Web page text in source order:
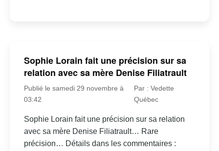
Sophie Lorain fait une précision sur sa
relation avec sa mère Denise Filiatrault
Publié le samedi 29 novembre à
03:42
Par : Vedette
Québec
Sophie Lorain fait une précision sur sa relation
avec sa mère Denise Filiatrault… Rare
précision… Détails dans les commentaires :